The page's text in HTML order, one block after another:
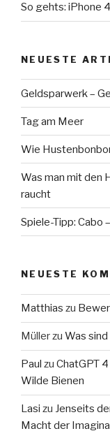
So gehts: iPhone
NEUESTE
Geldsparwerk –
Tag am Meer
Wie
Was man mit den
raucht
Spiele-Tipp: Cabo
NEUESTE
Matthias zu
Müllerzu Was
Paul zu ChatGPT
Wilde Bienen
Lasi zu Jenseits
Macht der